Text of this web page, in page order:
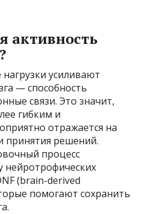
активность
усиливают
— способность
связи. Это значит,
гибким и
отражается на
принятия решений.
процесс
нейротрофических
(brain-derived
помогают сохранить